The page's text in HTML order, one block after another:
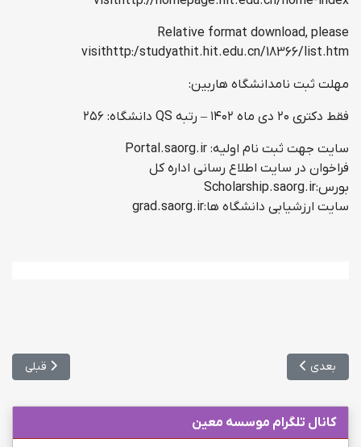
Relative format download, please
visithttp:/studyathit.hit.edu.cn/18366/list.htm
مهلت ثبت نامدانشگاه هاربین:
فقط دکتری ۲۰ دی ماه ۱۴۰۲ – رتبه QS دانشگاه: ۲۵۶
سایت جهت ثبت نام اولیه: Portal.saorg.ir
فراخوان در سایت اطلاع رسانی اداره کل
بورس:Scholarship.saorg.ir
سایت ارزشیابی دانشگاه ها:grad.saorg.ir
مطلب قبلی:
قبلی مطلب بعدی: برترین دانشگاه‌های آسیا در سال ۲۰۲۴ معرفی شدند
بعدی
کانال تلگرام موسسه معین